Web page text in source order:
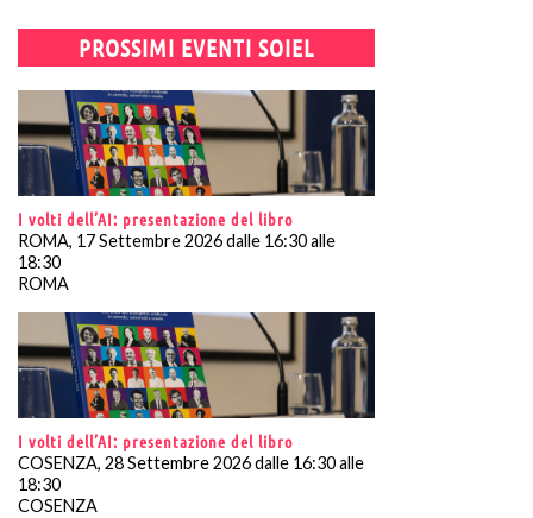
PROSSIMI EVENTI SOIEL
I volti dell’AI: presentazione del libro
ROMA, 17 Settembre 2026 dalle 16:30 alle
18:30
ROMA
I volti dell’AI: presentazione del libro
COSENZA, 28 Settembre 2026 dalle 16:30 alle
18:30
COSENZA